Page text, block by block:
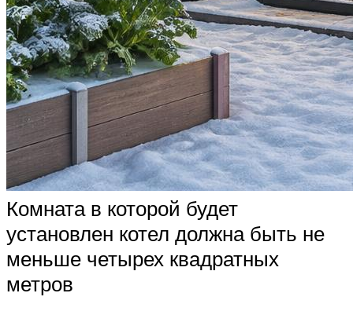
Комната в которой будет
установлен котел должна быть не
меньше четырех квадратных
метров